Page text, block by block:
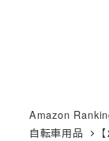
Amazon
自転車用品